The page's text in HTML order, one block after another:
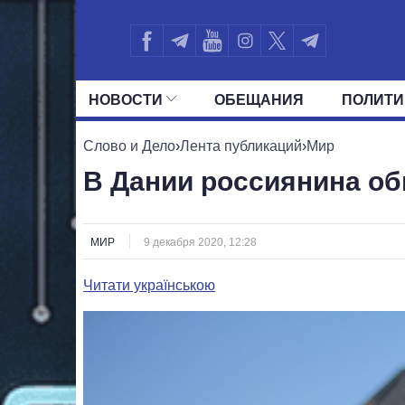
НОВОСТИ ОБЕЩАНИЯ
ВСЕ ПОЛИТИКИ ПРЕЗИДЕНТ И
Слово и Дело›Лента публикаций›Мир
В Дании россиянина
МИР 9 декабря 2020, 12:28
Читати українською